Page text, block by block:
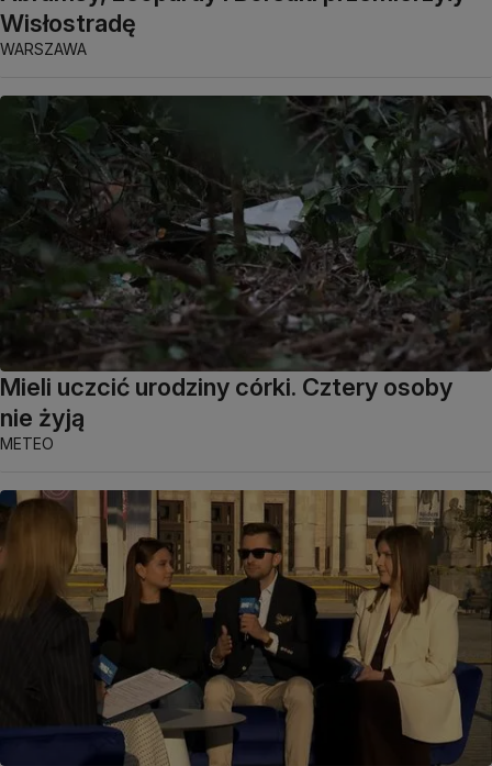
Wisłostradę
WARSZAWA
Mieli uczcić urodziny córki. Cztery osoby
nie żyją
METEO